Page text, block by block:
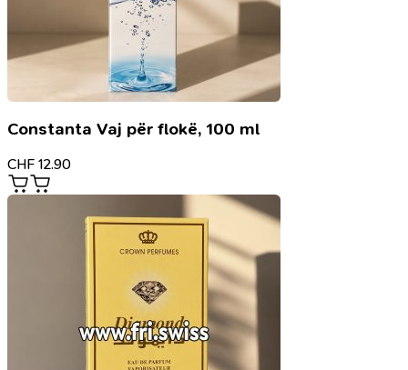
Constanta Vaj për flokë, 100 ml
CHF 12.90